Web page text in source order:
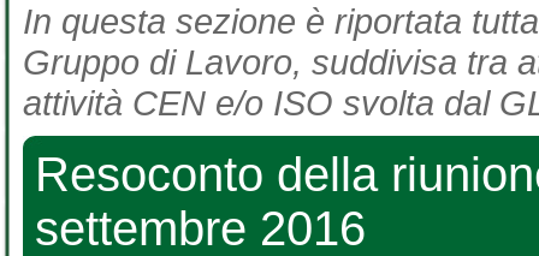
In questa sezione è riportata
Gruppo di Lavoro, suddivisa tra
attività CEN e/o ISO svolta dal
Resoconto della
settembre 2016